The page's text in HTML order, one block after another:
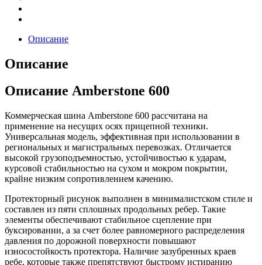
Описание
Описание
Описание Amberstone 600
Коммерческая шина Amberstone 600 рассчитана на
применение на несущих осях прицепной техники.
Универсальная модель, эффективная при использовании в
региональных и магистральных перевозках. Отличается
высокой грузоподъемностью, устойчивостью к ударам,
курсовой стабильностью на сухом и мокром покрытии,
крайне низким сопротивлением качению.
Протекторный рисунок выполнен в минималистском стиле и
составлен из пяти сплошных продольных ребер. Такие
элементы обеспечивают стабильное сцепление при
буксировании, а за счет более равномерного распределения
давления по дорожной поверхности повышают
износостойкость протектора. Наличие зазубренных краев
ребе, которые также препятствуют быстрому истиранию